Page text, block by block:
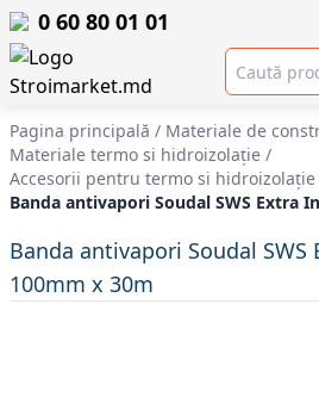
0 60 80 01 01
Pagina principală / Materiale de
Materiale termo si hidroizolație /
Accesorii pentru termo si hidroizolație
Banda antivapori Soudal SWS Extra
Banda antivapori Soudal SWS
100mm x 30m